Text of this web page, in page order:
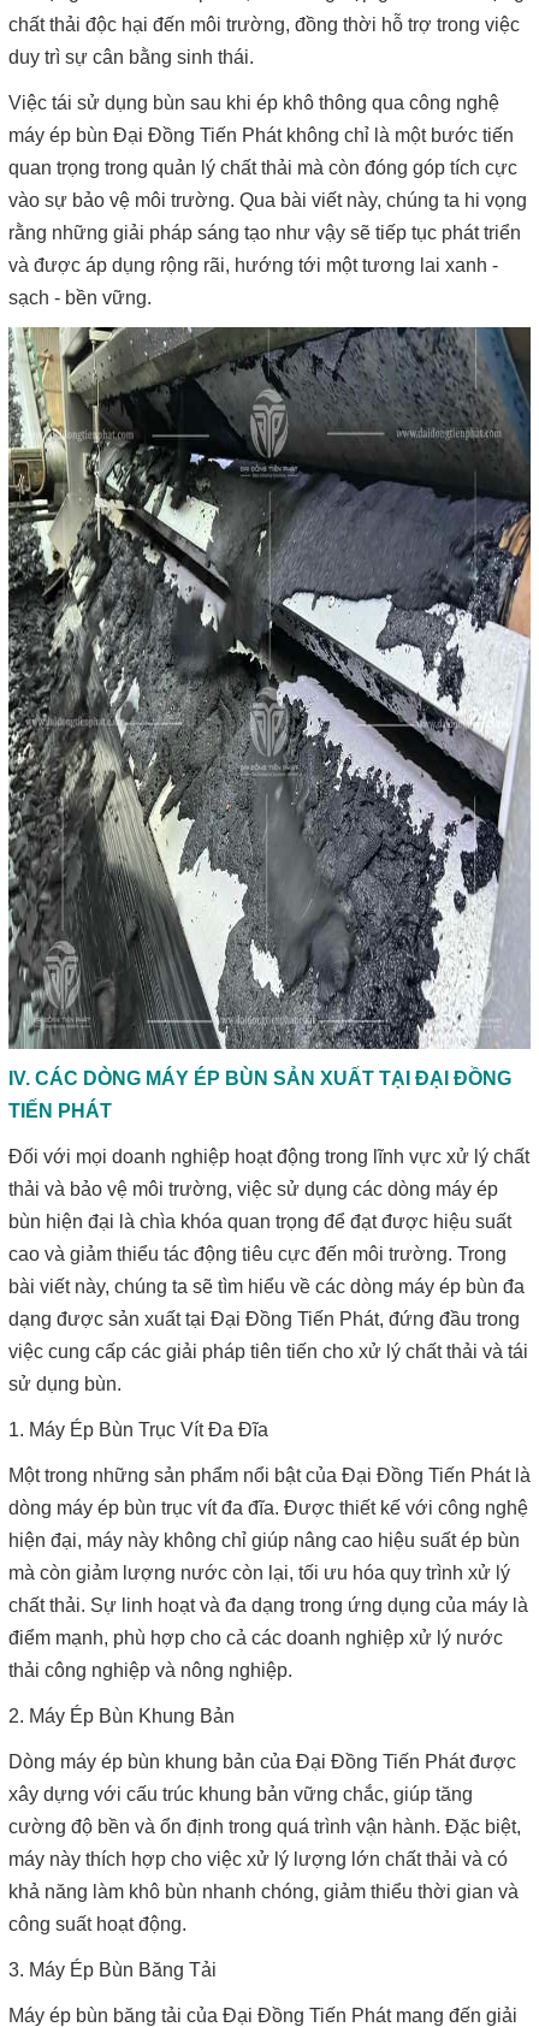
chất thải độc hại đến môi trường, đồng thời hỗ trợ trong việc
duy trì sự cân bằng sinh thái.
Việc tái sử dụng bùn sau khi ép khô thông qua công nghệ
máy ép bùn Đại Đồng Tiến Phát không chỉ là một bước tiến
quan trọng trong quản lý chất thải mà còn đóng góp tích cực
vào sự bảo vệ môi trường. Qua bài viết này, chúng ta hi vọng
rằng những giải pháp sáng tạo như vậy sẽ tiếp tục phát triển
và được áp dụng rộng rãi, hướng tới một tương lai xanh -
sạch - bền vững.
IV. CÁC DÒNG MÁY ÉP BÙN SẢN XUẤT TẠI ĐẠI ĐỒNG
TIẾN PHÁT
Đối với mọi doanh nghiệp hoạt động trong lĩnh vực xử lý chất
thải và bảo vệ môi trường, việc sử dụng các dòng máy ép
bùn hiện đại là chìa khóa quan trọng để đạt được hiệu suất
cao và giảm thiểu tác động tiêu cực đến môi trường. Trong
bài viết này, chúng ta sẽ tìm hiểu về các dòng máy ép bùn đa
dạng được sản xuất tại Đại Đồng Tiến Phát, đứng đầu trong
việc cung cấp các giải pháp tiên tiến cho xử lý chất thải và tái
sử dụng bùn.
1. Máy Ép Bùn Trục Vít Đa Đĩa
Một trong những sản phẩm nổi bật của Đại Đồng Tiến Phát là
dòng máy ép bùn trục vít đa đĩa. Được thiết kế với công nghệ
hiện đại, máy này không chỉ giúp nâng cao hiệu suất ép bùn
mà còn giảm lượng nước còn lại, tối ưu hóa quy trình xử lý
chất thải. Sự linh hoạt và đa dạng trong ứng dụng của máy là
điểm mạnh, phù hợp cho cả các doanh nghiệp xử lý nước
thải công nghiệp và nông nghiệp.
2. Máy Ép Bùn Khung Bản
Dòng máy ép bùn khung bản của Đại Đồng Tiến Phát được
xây dựng với cấu trúc khung bản vững chắc, giúp tăng
cường độ bền và ổn định trong quá trình vận hành. Đặc biệt,
máy này thích hợp cho việc xử lý lượng lớn chất thải và có
khả năng làm khô bùn nhanh chóng, giảm thiểu thời gian và
công suất hoạt động.
3. Máy Ép Bùn Băng Tải
Máy ép bùn băng tải của Đại Đồng Tiến Phát mang đến giải